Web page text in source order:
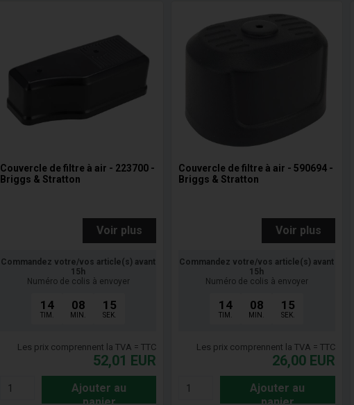
Couvercle de filtre à air - 223700 -
Briggs & Stratton
Voir plus
Commandez votre/vos article(s) avant
15h
Numéro de colis à envoyer
14
TIM.
08
MIN.
14
SEK.
Les prix comprennent la TVA = TTC
52,01 EUR
Ajouter au
panier
Couvercle de filtre à air - 590694 -
Briggs & Stratton
Voir plus
Commandez votre/vos article(s) avant
15h
Numéro de colis à envoyer
14
TIM.
08
MIN.
14
SEK.
Les prix comprennent la TVA = TTC
26,00 EUR
Ajouter au
panier